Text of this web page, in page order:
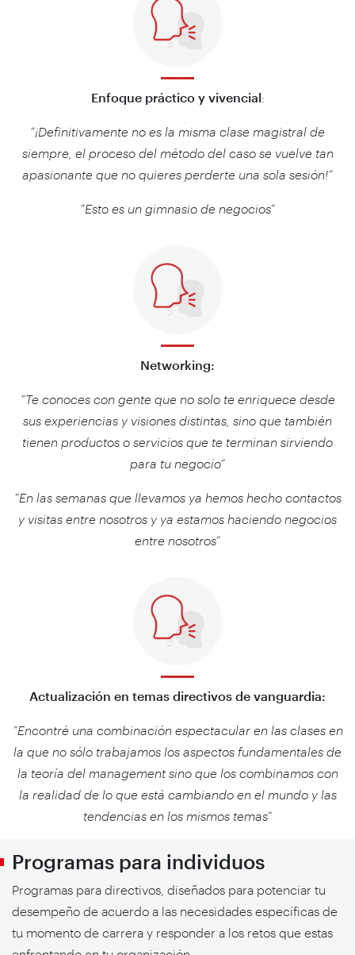
Enfoque práctico y vivencial:
“¡Definitivamente no es la misma clase magistral de
siempre, el proceso del método del caso se vuelve tan
apasionante que no quieres perderte una sola sesión!”
“Esto es un gimnasio de negocios”
Networking:
“Te conoces con gente que no solo te enriquece desde
sus experiencias y visiones distintas, sino que también
tienen productos o servicios que te terminan sirviendo
para tu negocio”
“En las semanas que llevamos ya hemos hecho contactos
y visitas entre nosotros y ya estamos haciendo negocios
entre nosotros”
Actualización en temas directivos de vanguardia:
“Encontré una combinación espectacular en las clases en
la que no sólo trabajamos los aspectos fundamentales de
la teoría del management sino que los combinamos con
la realidad de lo que está cambiando en el mundo y las
tendencias en los mismos temas”
Programas para individuos
Programas para directivos, diseñados para potenciar tu
desempeño de acuerdo a las necesidades específicas de
tu momento de carrera y responder a los retos que estas